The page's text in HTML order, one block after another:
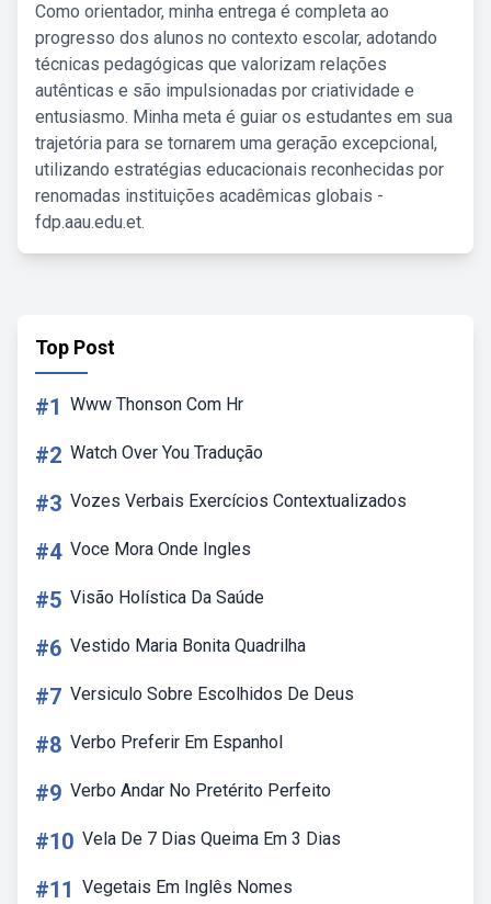
Como orientador, minha entrega é completa ao
progresso dos alunos no contexto escolar, adotando
técnicas pedagógicas que valorizam relações
autênticas e são impulsionadas por criatividade e
entusiasmo. Minha meta é guiar os estudantes em sua
trajetória para se tornarem uma geração excepcional,
utilizando estratégias educacionais reconhecidas por
renomadas instituições acadêmicas globais -
fdp.aau.edu.et.
Top Post
#1 Www Thonson Com Hr
#2 Watch Over You Tradução
#3 Vozes Verbais Exercícios Contextualizados
#4 Voce Mora Onde Ingles
#5 Visão Holística Da Saúde
#6 Vestido Maria Bonita Quadrilha
#7 Versiculo Sobre Escolhidos De Deus
#8 Verbo Preferir Em Espanhol
#9 Verbo Andar No Pretérito Perfeito
#10 Vela De 7 Dias Queima Em 3 Dias
#11 Vegetais Em Inglês Nomes